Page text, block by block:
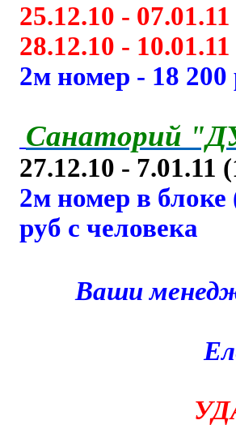
25.12.10 -
28.12.10 -
2м номер - 18 200
Санаторий
27.12.10 - 7.01.11
2м номер в блоке
руб с человека
Ваши